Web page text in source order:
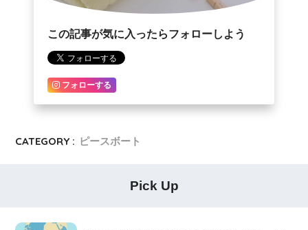
この記事が気に入ったらフォローしよう
フォローする
CATEGORY : ピースボート
Pick Up